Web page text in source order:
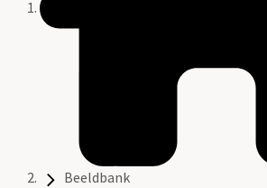
Beeldbank